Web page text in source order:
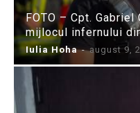
FOTO – Cpt. Gabriel
mijlocul infernului
Iulia Hoha - august 9,